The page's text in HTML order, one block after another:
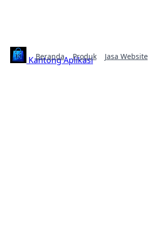
Kantong Aplikasi
Beranda Produk Jasa Website